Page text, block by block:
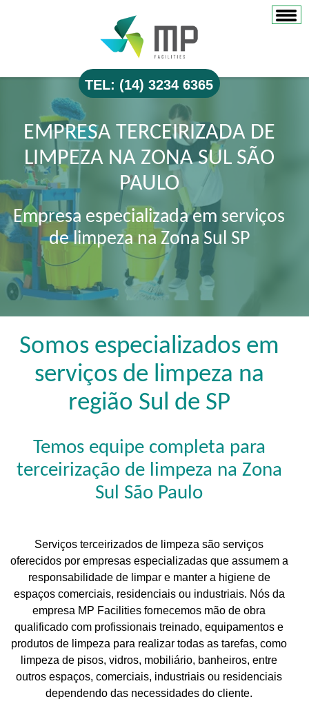
TEL: (14) 3234 6365
EMPRESA TERCEIRIZADA DE
LIMPEZA NA ZONA SUL SÃO
PAULO
Empresa especializada em serviços
de limpeza na Zona Sul SP
Somos especializados em
serviços de limpeza na
região Sul de SP
Temos equipe completa para
terceirização de limpeza na Zona
Sul São Paulo
Serviços terceirizados de limpeza são serviços
oferecidos por empresas especializadas que assumem a
responsabilidade de limpar e manter a higiene de
espaços comerciais, residenciais ou industriais. Nós da
empresa MP Facilities fornecemos mão de obra
qualificado com profissionais treinado, equipamentos e
produtos de limpeza para realizar todas as tarefas, como
limpeza de pisos, vidros, mobiliário, banheiros, entre
outros espaços, comerciais, industriais ou residenciais
dependendo das necessidades do cliente.